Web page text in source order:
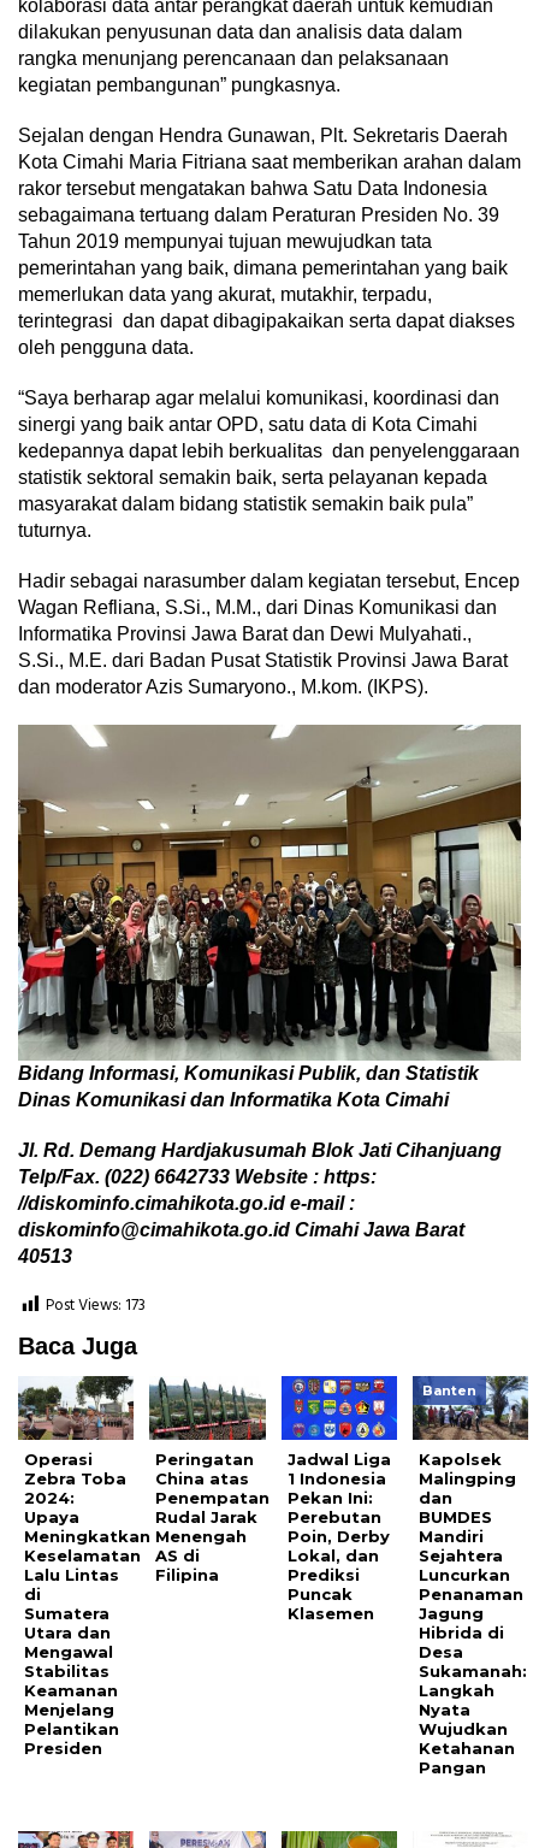
kolaborasi data antar perangkat daerah untuk kemudian
dilakukan penyusunan data dan analisis data dalam
rangka menunjang perencanaan dan pelaksanaan
kegiatan pembangunan” pungkasnya.
Sejalan dengan Hendra Gunawan, Plt. Sekretaris Daerah
Kota Cimahi Maria Fitriana saat memberikan arahan dalam
rakor tersebut mengatakan bahwa Satu Data Indonesia
sebagaimana tertuang dalam Peraturan Presiden No. 39
Tahun 2019 mempunyai tujuan mewujudkan tata
pemerintahan yang baik, dimana pemerintahan yang baik
memerlukan data yang akurat, mutakhir, terpadu,
terintegrasi dan dapat dibagipakaikan serta dapat diakses
oleh pengguna data.
“Saya berharap agar melalui komunikasi, koordinasi dan
sinergi yang baik antar OPD, satu data di Kota Cimahi
kedepannya dapat lebih berkualitas dan penyelenggaraan
statistik sektoral semakin baik, serta pelayanan kepada
masyarakat dalam bidang statistik semakin baik pula”
tuturnya.
Hadir sebagai narasumber dalam kegiatan tersebut, Encep
Wagan Refliana, S.Si., M.M., dari Dinas Komunikasi dan
Informatika Provinsi Jawa Barat dan Dewi Mulyahati.,
S.Si., M.E. dari Badan Pusat Statistik Provinsi Jawa Barat
dan moderator Azis Sumaryono., M.kom. (IKPS).
Bidang Informasi, Komunikasi Publik, dan Statistik
Dinas Komunikasi dan Informatika Kota Cimahi
Jl. Rd. Demang Hardjakusumah Blok Jati Cihanjuang
Telp/Fax. (022) 6642733 Website : https:
//diskominfo.cimahikota.go.id e-mail :
diskominfo@cimahikota.go.id Cimahi Jawa Barat
40513
Post Views: 173
Baca Juga
Operasi
Zebra Toba
2024:
Upaya
Meningkatkan
Keselamatan
Lalu Lintas
di
Sumatera
Utara dan
Mengawal
Stabilitas
Keamanan
Menjelang
Pelantikan
Presiden
Peringatan
China atas
Penempatan
Rudal Jarak
Menengah
AS di
Filipina
Jadwal Liga
1 Indonesia
Pekan Ini:
Perebutan
Poin, Derby
Lokal, dan
Prediksi
Puncak
Klasemen
Banten
Kapolsek
Malingping
dan
BUMDES
Mandiri
Sejahtera
Luncurkan
Penanaman
Jagung
Hibrida di
Desa
Sukamanah:
Langkah
Nyata
Wujudkan
Ketahanan
Pangan